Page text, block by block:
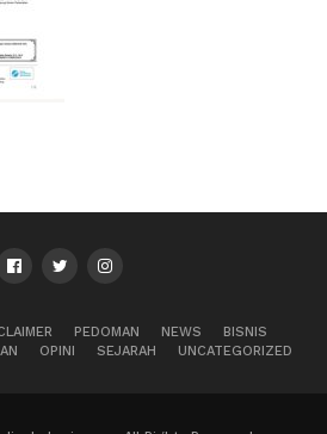
PEDOMAN NEWS
BISNIS
OPINI SEJARAH UNCATEGORIZED